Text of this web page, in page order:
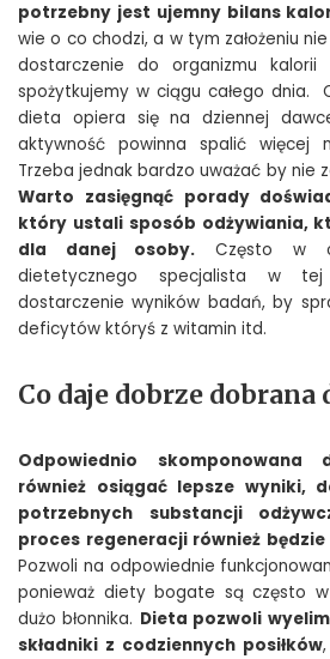
potrzebny jest ujemny bilans
wie o co chodzi, a w tym założeniu
dostarczenie do organizmu
spożytkujemy w ciągu całego dnia.
dieta opiera się na dziennej
aktywność powinna spalić więcej
Trzeba jednak bardzo uważać by nie
Warto zasięgnąć porady
który ustali sposób odżywiania, kt
dla danej osoby. Często w
dietetycznego specjalista w
dostarczenie wyników badań, by
deficytów któryś z witamin itd.
Co daje dobrze dobrana
Odpowiednio
również osiągać lepsze wyniki,
potrzebnych substancji
proces regeneracji również
Pozwoli na odpowiednie
ponieważ diety bogate są często
dużo błonnika. Dieta pozwoli
składniki z codziennych posiłków